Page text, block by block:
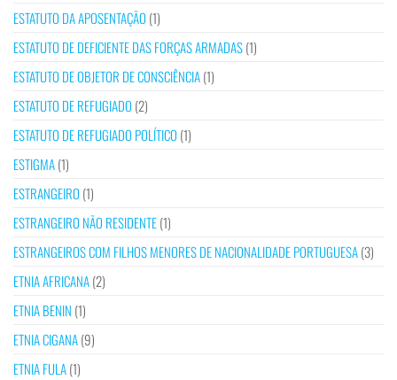
ESTATUTO DA APOSENTAÇÃO (1)
ESTATUTO DE DEFICIENTE DAS FORÇAS ARMADAS(1)
ESTATUTO DE OBJETOR DE CONSCIÊNCIA(1)
ESTATUTO DE REFUGIADO (2)
ESTATUTO DE REFUGIADO POLÍTICO (1)
ESTIGMA(1)
ESTRANGEIRO (1)
ESTRANGEIRO NÃO RESIDENTE(1)
ESTRANGEIROS COM FILHOS MENORES DE NACIONALIDADE PORTUGUESA(3)
ETNIA AFRICANA(2)
ETNIA BENIN (1)
ETNIA CIGANA(9)
ETNIA FULA(1)